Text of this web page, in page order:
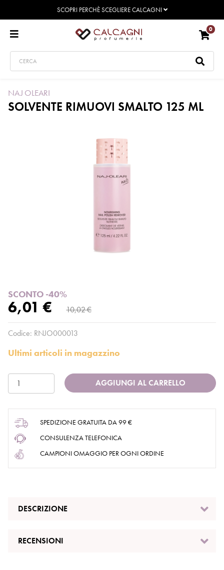
SCOPRI PERCHÈ SCEGLIERE CALCAGNI
0
NAJ OLEARI
SOLVENTE RIMUOVI SMALTO 125 ML
SCONTO -40%
6,01 € 10,02 €
Codice: RNJO000013
Ultimi articoli in magazzino
AGGIUNGI AL CARRELLO
SPEDIZIONE GRATUITA DA 99 €
CONSULENZA TELEFONICA
CAMPIONI OMAGGIO PER OGNI ORDINE
DESCRIZIONE
RECENSIONI